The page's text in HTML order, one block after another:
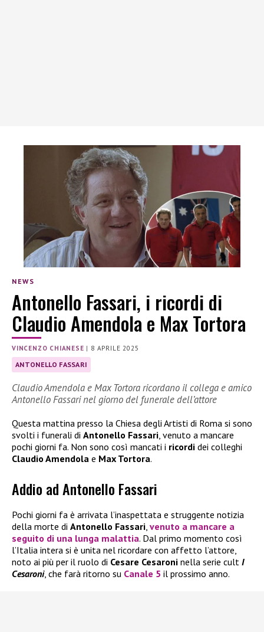
NEWS
Antonello Fassari, i ricordi di
Claudio Amendola e Max Tortora
VINCENZO CHIANESE | 8 APRILE 2025
ANTONELLO FASSARI
Claudio Amendola e Max Tortora ricordano il collega e amico
Antonello Fassari nel giorno del funerale dell’attore
Questa mattina presso la Chiesa degli Artisti di Roma si sono
svolti i funerali di Antonello Fassari, venuto a mancare
pochi giorni fa. Non sono così mancati i ricordi dei colleghi
Claudio Amendola e Max Tortora.
Addio ad Antonello Fassari
Pochi giorni fa è arrivata l’inaspettata e struggente notizia
della morte di Antonello Fassari venuto a mancare a
seguito di una lunga malattia. Dal primo momento così
l’Italia intera si è unita nel ricordare con affetto l’attore,
noto ai più per il ruolo di Cesare Cesaroni nella serie cult I
Cesaroni, che farà ritorno su Canale 5 il prossimo anno.